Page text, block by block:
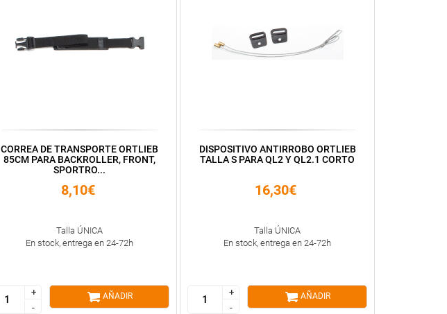
CORREA DE TRANSPORTE ORTLIEB
85CM PARA BACKROLLER, FRONT,
SPORTRO...
8,10€
Talla ÚNICA
En stock, entrega en 24-72h
+
-
+
-
AÑADIR
DISPOSITIVO ANTIRROBO ORTLIEB
TALLA S PARA QL2 Y QL2.1 CORTO
16,30€
Talla ÚNICA
En stock, entrega en 24-72h
+
-
+
-
AÑADIR